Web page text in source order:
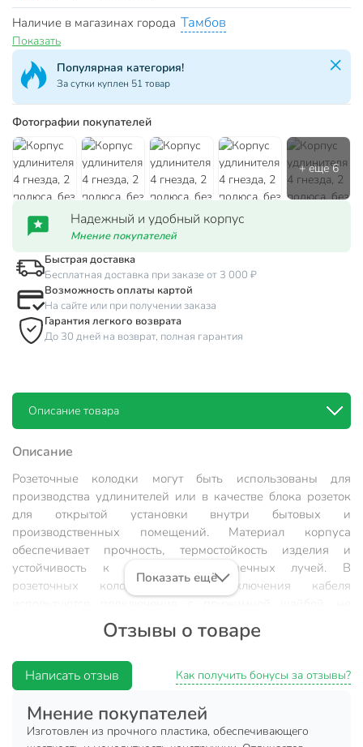
Наличие в магазинах города Тамбов
Показать
Популярная категория!
За сутки куплен 51 товар
Фотографии покупателей
Надежный и удобный корпус
Мнение покупателей
Быстрая доставка
Бесплатная доставка при заказе от 3 000 ₽
Возможность оплаты картой
На сайте или при получении заказа
Гарантия легкого возврата
До 30 дней на возврат, полная гарантия
Описание товара
Описание
Розеточные колодки могут быть использованы для
производства удлинителей или в качестве блока розеток
для открытой установки внутри бытовых и
производственных помещений. Материал корпуса
обеспечивает прочность, термостойкость изделия и
устойчивость к воздействию солнечных лучей. В
розеточных колодках для подключения кабеля
деформирующей проводник. Это особенно важно для
обеспечения целостности проводника при нагрузках,
Характеристики:
Количество гнезд: 4;
Степень защиты (IP): IP20;
Показать ещё
Отзывы о товаре
Написать отзыв Как получить бонусы за отзывы?
Мнение покупателей
Изготовлен из прочного пластика, обеспечивающего